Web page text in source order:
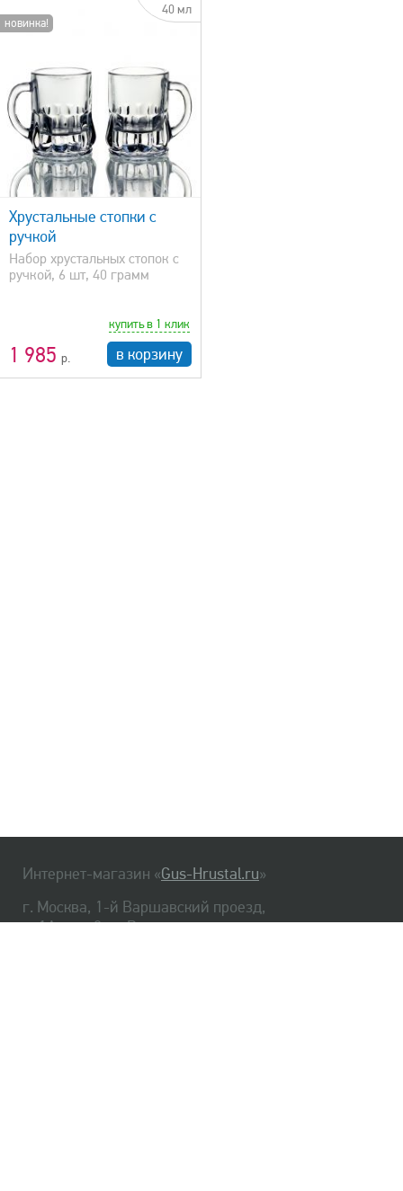
новинка!
40 мл
Хрустальные стопки с
ручкой
Набор хрустальных стопок с
ручкой, 6 шт, 40 грамм
1 985
купить в 1 клик
в корзину
Интернет-магазин «Gus-Hrustal.ru»
г. Москва, 1-й Варшавский проезд,
д. 1А, стр. 3, м. Варшавская